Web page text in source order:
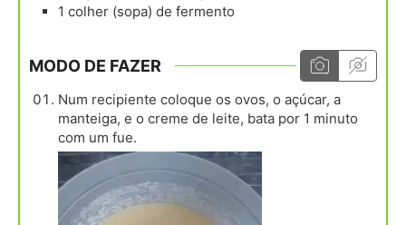
1 colher (sopa) de fermento
MODO DE FAZER
Num recipiente coloque os ovos, o açúcar, a
manteiga, e o creme de leite, bata por 1 minuto
com um fue.